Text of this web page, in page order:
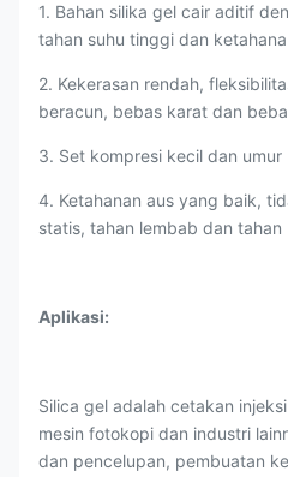
1. Bahan silika gel cair aditif
tahan suhu tinggi dan
2. Kekerasan rendah,
beracun, bebas karat dan
3. Set kompresi kecil dan umur
4. Ketahanan aus yang baik,
statis, tahan lembab dan tahan
Aplikasi:
Silica gel adalah cetakan
mesin fotokopi dan industri
dan pencelupan, pembuatan